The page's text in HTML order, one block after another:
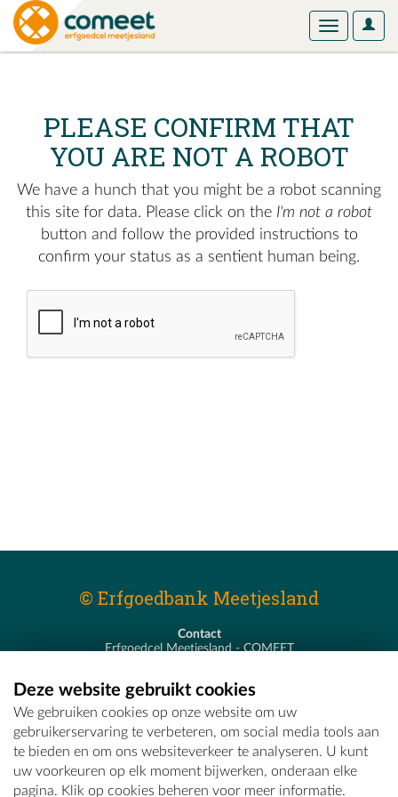
User
Toggle
PLEASE CONFIRM THAT
YOU ARE NOT A ROBOT
We have a hunch that you might be a robot scanning
this site for data. Please click on the I'm not a robot
button and follow the provided instructions to
confirm your status as a sentient human being.
© Erfgoedbank Meetjesland
Contact
Erfgoedcel Meetjesland - COMEET
T - 09 373 75 96
E -erfgoedcel@comeet.be
Deze website gebruikt cookies
We gebruiken cookies op onze website om uw
gebruikerservaring te verbeteren, om social media tools aan
te bieden en om ons websiteverkeer te analyseren. U kunt
uw voorkeuren op elk moment bijwerken, onderaan elke
pagina. Klik op cookies beheren voor meer informatie.